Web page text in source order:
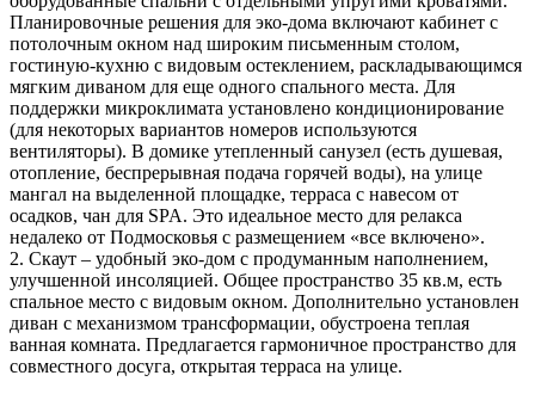
Планировочные решения для эко-дома включают кабинет с
потолочным окном над широким письменным столом,
гостиную-кухню с видовым остеклением, раскладывающимся
мягким диваном для еще одного спального места. Для
поддержки микроклимата установлено кондиционирование
(для некоторых вариантов номеров используются
вентиляторы). В домике утепленный санузел (есть душевая,
отопление, беспрерывная подача горячей воды), на улице
мангал на выделенной площадке, терраса с навесом от
осадков, чан для SPA. Это идеальное место для релакса
недалеко от Подмосковья с размещением «все включено».
2. Скаут – удобный эко-дом с продуманным наполнением,
улучшенной инсоляцией. Общее пространство 35 кв.м, есть
спальное место с видовым окном. Дополнительно установлен
диван с механизмом трансформации, обустроена теплая
ванная комната. Предлагается гармоничное пространство для
совместного досуга, открытая терраса на улице.